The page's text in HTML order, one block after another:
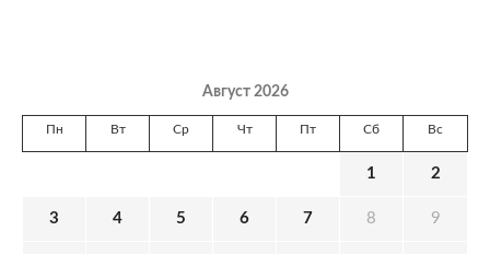
Август 2026
Пн Вт Ср Чт Пт Сб Вс
1 2
3 4 5 6 7 8 9